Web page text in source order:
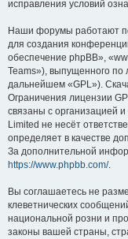
исправления условий
Наши форумы работают
для создания
обеспечение phpBB»,
Teams»), выпущенного по
дальнейшем «GPL»).
Ограничения лицензии
связаны с организацией
Limited не несёт
определяет в качестве
За дополнительной
https://www.phpbb.com/.
Вы соглашаетесь не
клеветнических
национальной розни и
законы вашей страны,